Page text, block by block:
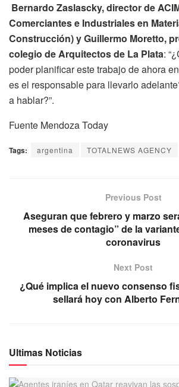
Bernardo Zaslascky, director de
Comerciantes e Industriales en
Construcción) y Guillermo Moretto,
colegio de Arquitectos de La Plata:
poder planificar este trabajo de ahora
es el responsable para llevarlo
a hablar?”.
Fuente Mendoza Today
Tags: argentina TOTALNEWS AGENCY
Previous Post
Aseguran que febrero y marzo
meses de contagio” de la
coronavirus
Next Post
¿Qué implica el nuevo consenso
sellará hoy con Alberto
Ultimas Noticias